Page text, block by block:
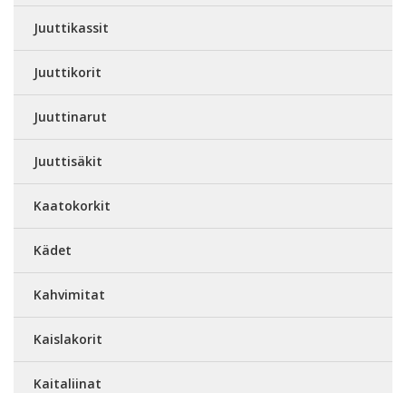
Juuttikassit
Juuttikorit
Juuttinarut
Juuttisäkit
Kaatokorkit
Kädet
Kahvimitat
Kaislakorit
Kaitaliinat